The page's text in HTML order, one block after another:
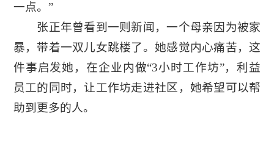
一点。”
张正年曾看到一则新闻，一个母亲因为被家
暴，带着一双儿女跳楼了。她感觉内心痛苦，这
件事启发她，在企业内做“3小时工作坊”，利益
员工的同时，让工作坊走进社区，她希望可以帮
助到更多的人。